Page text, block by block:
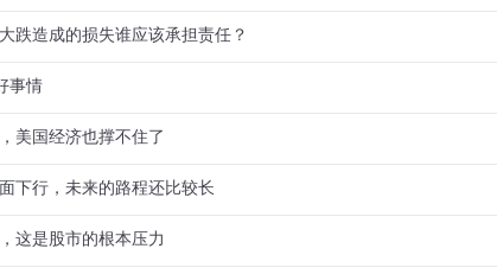
跌造成的损失谁应该承担责任？
事情
美国经济也撑不住了
下行，未来的路程还比较长
这是股市的根本压力